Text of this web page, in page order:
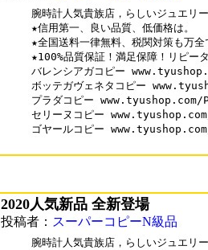
腕時計人気貴族店，らしいジュエリー
★信用第一、良い品質、低価格は。
★全国送料一律無料、税関対策も万全
★100%品質保証！満足保障！リピー
バレンシアガコピー
ボッテガヴェネタコピー
プラダコピー www.tyushop.com/
セリーヌコピー
ゴヤールコピー
2020人気新品 全新登場
投稿者： スーパーコピーN級品
腕時計人気貴族店，らしいジュエリー